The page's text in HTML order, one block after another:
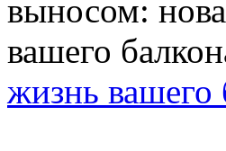
жизнь вашего